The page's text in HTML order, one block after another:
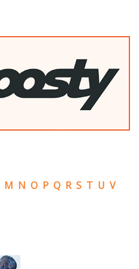
M N O P Q R S T U V